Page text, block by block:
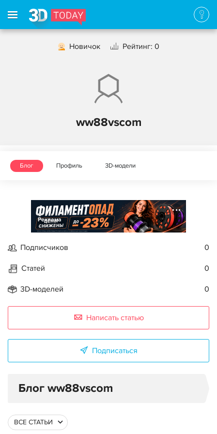
Новичок Рейтинг: 0
ww88vscom
Блог Профиль 3D-модели
Реклама
Подписчиков 0
Статей 0
3D-моделей 0
Написать статью
Подписаться
Блог ww88vscom
ВСЕ СТАТЬИ